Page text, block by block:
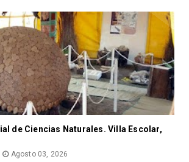
de Ciencias Naturales. Villa Escolar,
Agosto 03, 2026